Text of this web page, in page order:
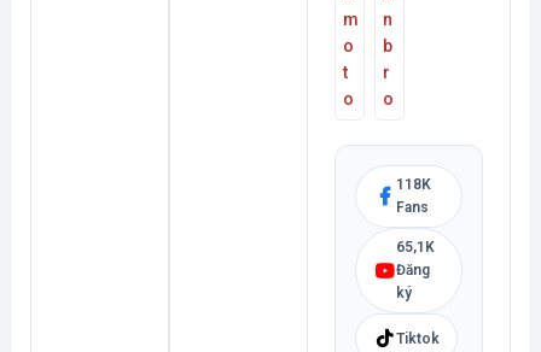
118K
Fans
65,1K
Đăng
ký
Tiktok